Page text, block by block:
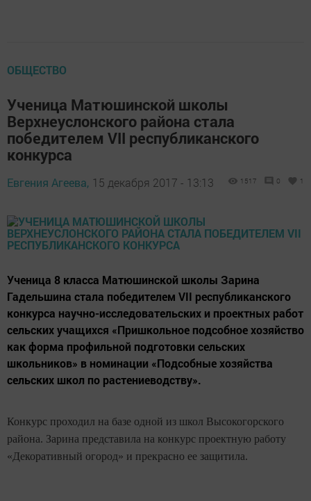
ОБЩЕСТВО
Ученица Матюшинской школы
Верхнеуслонского района стала
победителем VII республиканского
конкурса
Евгения Агеева, 15 декабря 2017 - 13:13 1517 0 1
Ученица 8 класса Матюшинской школы Зарина
Гадельшина стала победителем VII республиканского
конкурса научно-исследовательских и проектных работ
сельских учащихся «Пришкольное подсобное хозяйство
как форма профильной подготовки сельских
школьников» в номинации «Подсобные хозяйства
сельских школ по растениеводству».
Конкурс проходил на базе одной из школ Высокогорского
района. Зарина представила на конкурс проектную работу
«Декоративный огород» и прекрасно ее защитила.